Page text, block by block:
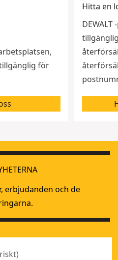
för
Hitta en
erbjudanden och de
)